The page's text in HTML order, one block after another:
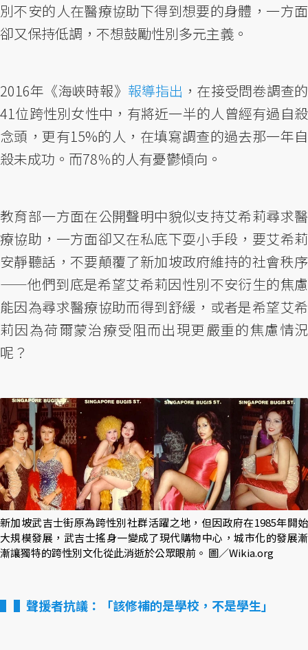
別不安的人在醫療協助下得到想要的身體，一方面
卻又保持低調，不想鼓勵性別多元主義。
2016年《海峽時報》 報導指出 ，在接受問卷調查的
41位跨性別女性中，有將近一半的人曾經有過自殺
念頭，更有15%的人，在填寫調查的過去那一年自
殺未成功。而78％的人有憂鬱傾向。
教育部一方面在公開聲明中貌似支持艾希莉尋求醫
療協助，一方面卻又在私底下耍小手段，要艾希莉
安靜聽話，不要顛覆了新加坡政府維持的社會秩序
——他們到底是希望艾希莉因性別不安衍生的焦慮
能因為尋求醫療協助而得到舒緩，或者是希望艾希
莉因為荷爾蒙治療受阻而出現更嚴重的焦慮情況
呢？
新加坡武吉士街原為跨性別社群活躍之地，但因政府在1985年開始
大規模發展，武吉士搖身一變成了現代購物中心，城市化的發展漸
漸讓獨特的跨性別文化從此消逝於公眾眼前。 圖／Wikia.org
▌聲援者抗議：「該修補的是學校，不是學生」